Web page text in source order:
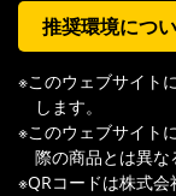
推奨環境につ
※このウェブサイト
します。
※このウェブサイト
際の商品とは異な
※QRコードは株式会